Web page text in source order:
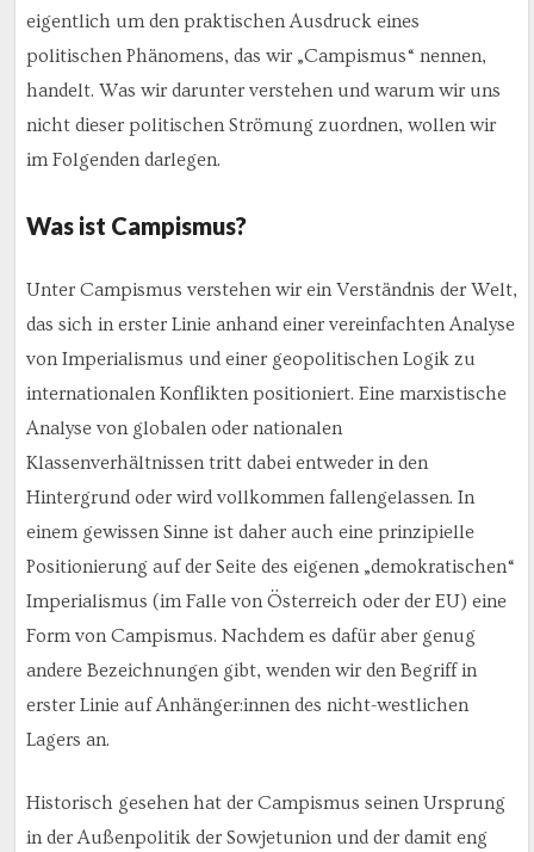
eigentlich um den praktischen Ausdruck eines
politischen Phänomens, das wir „Campismus“ nennen,
handelt. Was wir darunter verstehen und warum wir uns
nicht dieser politischen Strömung zuordnen, wollen wir
im Folgenden darlegen.
Was ist Campismus?
Unter Campismus verstehen wir ein Verständnis der Welt,
das sich in erster Linie anhand einer vereinfachten Analyse
von Imperialismus und einer geopolitischen Logik zu
internationalen Konflikten positioniert. Eine marxistische
Analyse von globalen oder nationalen
Klassenverhältnissen tritt dabei entweder in den
Hintergrund oder wird vollkommen fallengelassen. In
einem gewissen Sinne ist daher auch eine prinzipielle
Positionierung auf der Seite des eigenen „demokratischen“
Imperialismus (im Falle von Österreich oder der EU) eine
Form von Campismus. Nachdem es dafür aber genug
andere Bezeichnungen gibt, wenden wir den Begriff in
erster Linie auf Anhänger:innen des nicht-westlichen
Lagers an.
Historisch gesehen hat der Campismus seinen Ursprung
in der Außenpolitik der Sowjetunion und der damit eng